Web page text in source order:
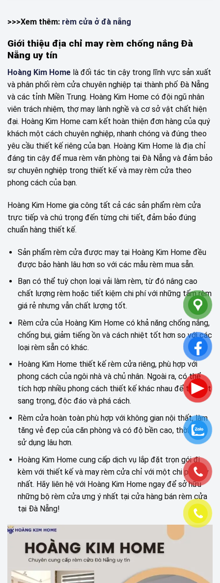
>>>Xem thêm: rèm cửa ở đà nẵng
Giới thiệu địa chỉ may rèm chống nắng Đà
Nẵng uy tín
Hoàng Kim Home là đối tác tin cậy trong lĩnh vực sản xuất
và phân phối rèm cửa chuyên nghiệp tại thành phố Đà Nẵng
và các tỉnh Miền Trung. Hoàng Kim Home có đội ngũ nhân
viên trách nhiệm, thợ may lành nghề và cơ sở vật chất hiện
đại. Hoàng Kim Home cam kết hoàn thiện đơn hàng của quý
khách một cách chuyên nghiệp, nhanh chóng và đúng theo
yêu cầu thiết kế riêng của bạn. Hoàng Kim Home là địa chỉ
đáng tin cậy để mua rèm văn phòng tại Đà Nẵng và đảm bảo
sự chuyên nghiệp trong thiết kế và may rèm cửa theo
phong cách của bạn.
Hoàng Kim Home gia công tất cả các sản phẩm rèm cửa
trực tiếp và chú trọng đến từng chi tiết, đảm bảo đúng
chuẩn hàng thiết kế.
Sản phẩm rèm cửa được may tại Hoàng Kim Home đều
được bảo hành lâu hơn so với các mẫu rèm mua sẵn.
Bạn có thể tuỳ chọn loại vải làm rèm, từ đó nâng cao
chất lượng rèm hoặc tiết kiệm chi phí với những tấm rèm
giá rẻ nhưng vẫn chất lượng tốt.
Rèm cửa của Hoàng Kim Home có khả năng chống nắng,
chống bụi, giảm tiếng ồn và cách nhiệt tốt hơn so với các
loại rèm sẵn có khác.
Hoàng Kim Home thiết kế rèm cửa riêng, phù hợp với
phong cách của ngôi nhà và chủ nhân. Ngoài ra, có thể
tích hợp nhiều phong cách thiết kế khác nhau để tạo nét
sang trọng, độc đáo và phá cách.
Rèm cửa hoàn toàn phù hợp với không gian nội thất, làm
tăng vẻ đẹp của căn phòng và có độ bền cao, thời gian
sử dụng lâu hơn.
Hoàng Kim Home cung cấp dịch vụ lắp đặt trọn gói đi
kèm với thiết kế và may rèm cửa chỉ với một chi phí duy
nhất. Hãy liên hệ với Hoàng Kim Home ngay để sở hữu
những bộ rèm cửa ưng ý nhất tại cửa hàng bán rèm cửa
tại Đà Nẵng!